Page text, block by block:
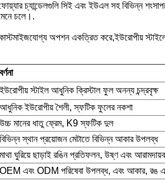
চ্যান্ডেলগুলি সিই এবং ইউএল সহ বিভিন্ন
চলে।.
অপশন একত্রিত করে,ইউরোপীয়
বর্ণনা
ইউরোপীয় স্টাইল আধুনিক ক্রিস্টাল ফুল অনন্য চন্দ্রবৃক্ষ
আধুনিক ইউরোপীয় শৈলী, স্ফটিক ফুলের নকশা
উচ্চ মানের ধাতু ফ্রেম, K9 স্ফটিক দুল
বিভিন্ন স্থান প্রয়োজন মেটাতে বিভিন্ন আকার উপলব্ধ
মাথা ঘুরিয়ে ছাড়াই রঙিন প্রতিফলন, উষ্ণ এবং
OEM এবং ODM পরিষেবা উপলব্ধ, এবং আকার, রঙ